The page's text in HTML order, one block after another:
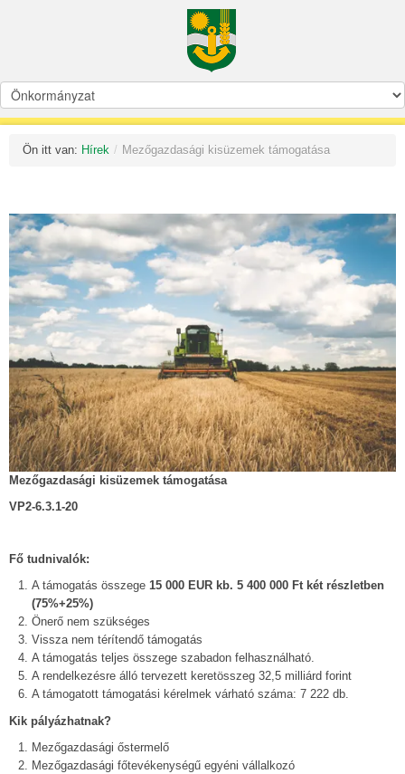
Ön itt van: Hírek / Mezőgazdasági kisüzemek támogatása
Mezőgazdasági kisüzemek támogatása
VP2-6.3.1-20
Fő tudnivalók:
A támogatás összege 15 000 EUR kb. 5 400 000 Ft két részletben
(75%+25%)
Önerő nem szükséges
Vissza nem térítendő támogatás
A támogatás teljes összege szabadon felhasználható.
A rendelkezésre álló tervezett keretösszeg 32,5 milliárd forint
A támogatott támogatási kérelmek várható száma: 7 222 db.
Kik pályázhatnak?
Mezőgazdasági őstermelő
Mezőgazdasági főtevékenységű egyéni vállalkozó